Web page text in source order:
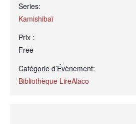
Series:
Kamishibaï
Prix :
Free
Catégorie d’Évènement:
Bibliothèque LireAlaco